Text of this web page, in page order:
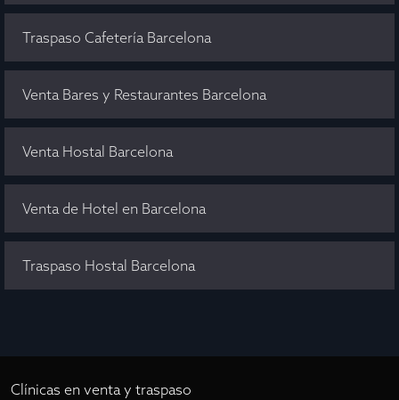
Traspaso Cafetería Barcelona
Venta Bares y Restaurantes Barcelona
Venta Hostal Barcelona
Venta de Hotel en Barcelona
Traspaso Hostal Barcelona
Clínicas en venta y traspaso